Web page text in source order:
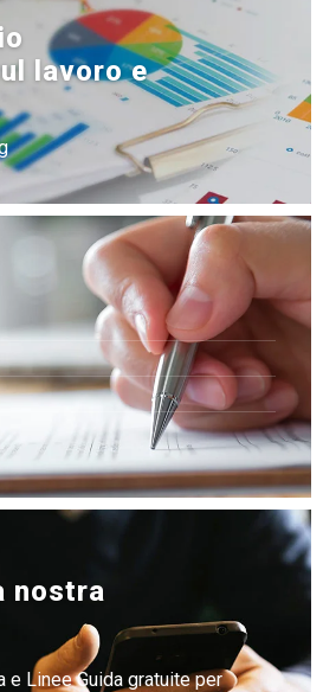
lavoro e
nostra
Linee Guida gratuite per